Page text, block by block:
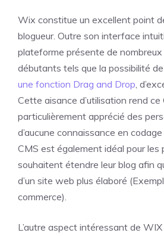
Wix constitue un excellent point
blogueur. Outre son interface
plateforme présente de
débutants tels que la possibilité de
une fonction Drag and Drop ,
Cette aisance d’utilisation rend ce
particulièrement apprécié des
d’aucune connaissance en
CMS est également idéal pour les
souhaitent étendre leur blog afin
d’un site web plus élaboré
commerce).
L’autre aspect intéressant de WIX